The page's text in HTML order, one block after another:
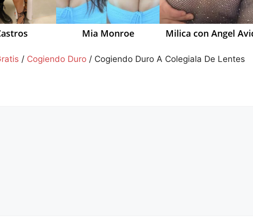
Mia Monroe Milica con Angel
/ Cogiendo Duro/ Cogiendo Duro A Colegiala De Lentes